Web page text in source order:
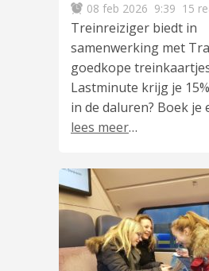
08 feb 2026 9:39 15
Treinreiziger biedt in
samenwerking met
goedkope
Lastminute krijg je
in de daluren? Boek je
lees meer…